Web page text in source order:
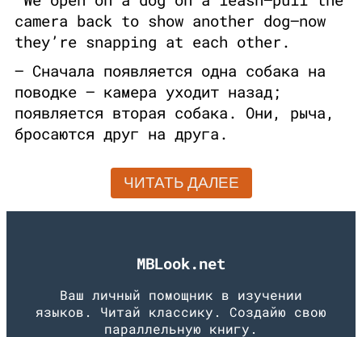
camera back to show another dog—now
they’re snapping at each other.
— Сначала появляется одна собака на
поводке — камера уходит назад;
появляется вторая собака. Они, рыча,
бросаются друг на друга.
ЧИТАТЬ ДАЛЕЕ
MBLook.net
Ваш личный помощник в изучении
языков. Читай классику. Создайю свою
параллельную книгу.